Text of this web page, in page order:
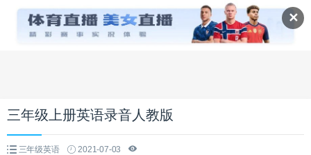
✕
三年级上册英语录音人教版
三年级英语 2021-07-03